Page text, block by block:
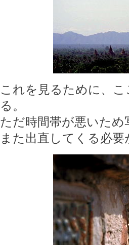
これを見るために、
る。
ただ時間帯が悪いた
また出直してくる必